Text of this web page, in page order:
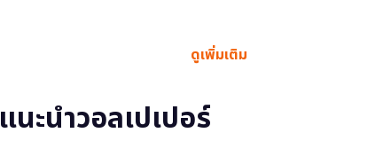
ดูเพิ่มเติม
แนะนำวอลเปเปอร์